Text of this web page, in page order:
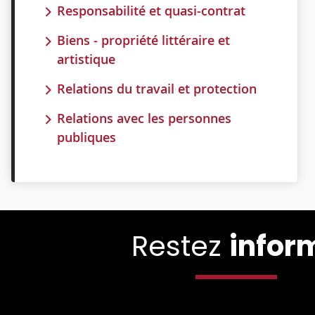
Responsabilité et quasi-contrat
Biens - propriété littéraire et
artistique
Relations du travail et protection
Relations avec les personnes
publiques
Restez